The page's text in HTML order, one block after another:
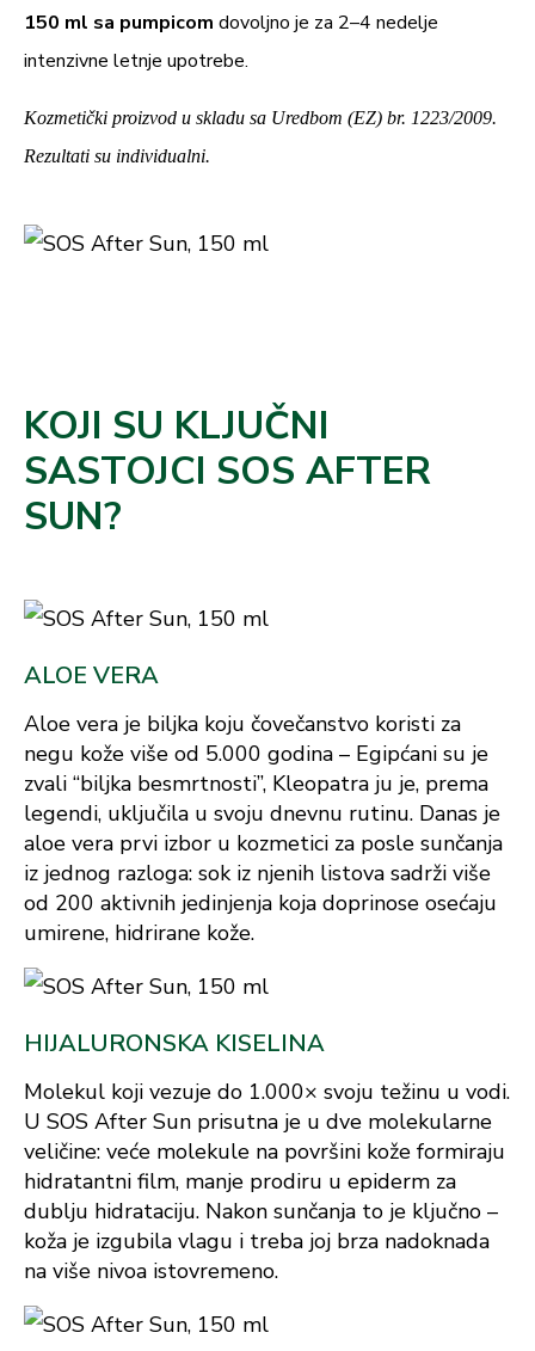
150 ml sa pumpicom dovoljno je za 2–4 nedelje
intenzivne letnje upotrebe.
Kozmetički proizvod u skladu sa Uredbom (EZ) br. 1223/2009.
Rezultati su individualni.
KOJI SU KLJUČNI
SASTOJCI SOS AFTER
SUN?
ALOE VERA
Aloe vera je biljka koju čovečanstvo koristi za
negu kože više od 5.000 godina – Egipćani su je
zvali “biljka besmrtnosti”, Kleopatra ju je, prema
legendi, uključila u svoju dnevnu rutinu. Danas je
aloe vera prvi izbor u kozmetici za posle sunčanja
iz jednog razloga: sok iz njenih listova sadrži više
od 200 aktivnih jedinjenja koja doprinose osećaju
umirene, hidrirane kože.
HIJALURONSKA KISELINA
Molekul koji vezuje do 1.000× svoju težinu u vodi.
U SOS After Sun prisutna je u dve molekularne
veličine: veće molekule na površini kože formiraju
hidratantni film, manje prodiru u epiderm za
dublju hidrataciju. Nakon sunčanja to je ključno –
koža je izgubila vlagu i treba joj brza nadoknada
na više nivoa istovremeno.